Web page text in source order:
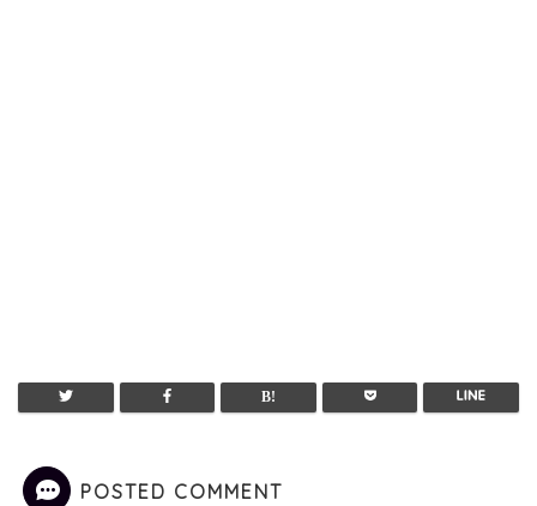
POSTED COMMENT